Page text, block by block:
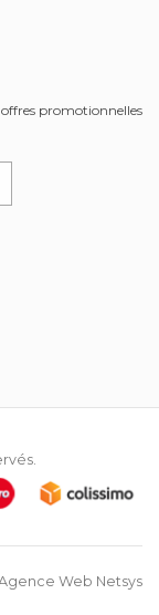
promotionnelles
Web Netsys